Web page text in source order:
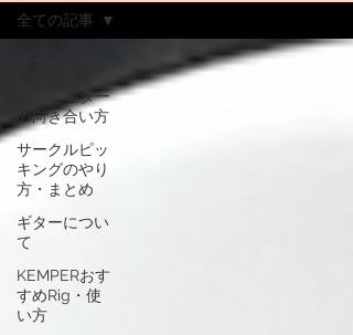
SNSとギター
の向き合い方
サークルピッ
キングのやり
方・まとめ
ギターについ
て
KEMPERおす
すめRig・使
い方
全ての記事